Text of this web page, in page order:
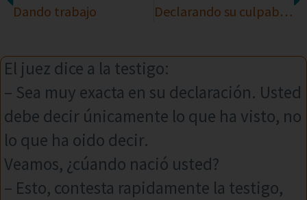
Dando trabajo Declarando su culpabilidad o inocencia
El juez dice a la testigo:
– Sea muy exacta en su declaración. Usted
debe decir únicamente lo que ha visto, no
lo que ha oido decir.
Veamos, ¿cúando nació usted?
– Esto, contesta rapidamente la testigo,